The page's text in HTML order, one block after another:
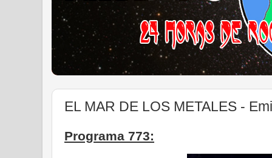
EL MAR DE LOS METALES -
Programa 773: